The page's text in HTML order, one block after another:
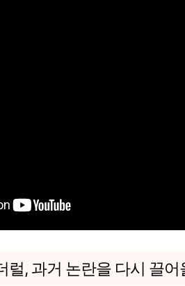
럴, 과거 논란을 다시 끌어